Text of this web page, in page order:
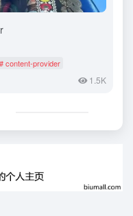
# content-provider
1.5K